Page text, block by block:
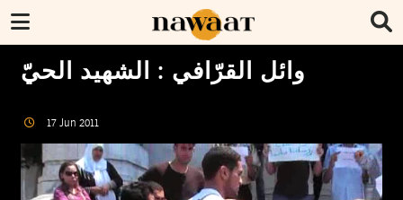
وائل القرّافي : الشهيد الحيّ
17 Jun 2011